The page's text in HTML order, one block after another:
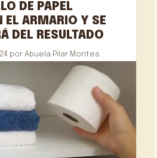
DE PAPEL
EL ARMARIO Y SE
DEL RESULTADO
por Abuela Pilar Montes